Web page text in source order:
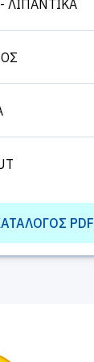
ΛΙΠΑΝΤΙΚΑ
PDF